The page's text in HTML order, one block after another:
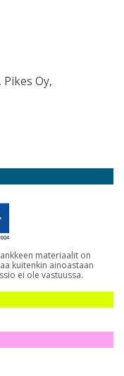
Oy,
materiaalit on
kuitenkin ainoastaan
ei ole vastuussa.